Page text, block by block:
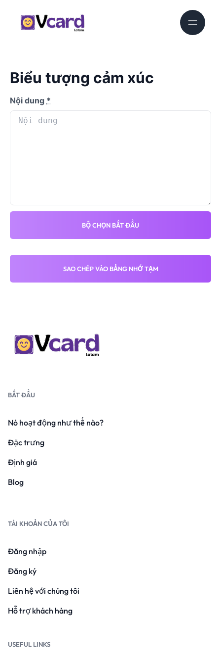
Biểu tượng cảm xúc
Nội dung *
BỘ CHỌN BẮT ĐẦU
SAO CHÉP VÀO BẢNG NHỚ TẠM
BẮT ĐẦU
Nó hoạt động như thế nào?
Đặc trưng
Định giá
Blog
TÀI KHOẢN CỦA TÔI
Đăng nhập
Đăng ký
Liên hệ với chúng tôi
Hỗ trợ khách hàng
USEFUL LINKS